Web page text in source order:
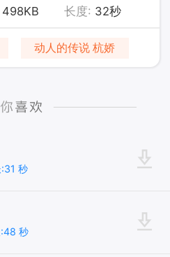
498KB 长度: 32秒
动人的传说 杭娇
秒
秒